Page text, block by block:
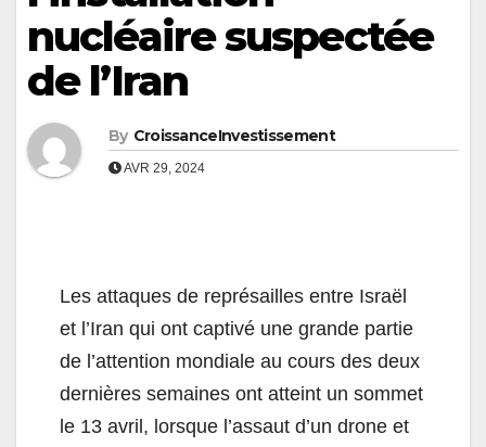
nucléaire suspectée
de l’Iran
By CroissanceInvestissement
AVR 29, 2024
Les attaques de représailles entre Israël
et l’Iran qui ont captivé une grande partie
de l’attention mondiale au cours des deux
dernières semaines ont atteint un sommet
le 13 avril, lorsque l’assaut d’un drone et